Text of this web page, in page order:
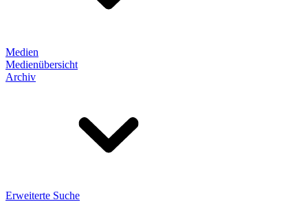
Medien
Medienübersicht
Archiv
Erweiterte Suche